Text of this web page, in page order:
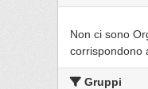
Non ci sono
corrispondono
Gruppi